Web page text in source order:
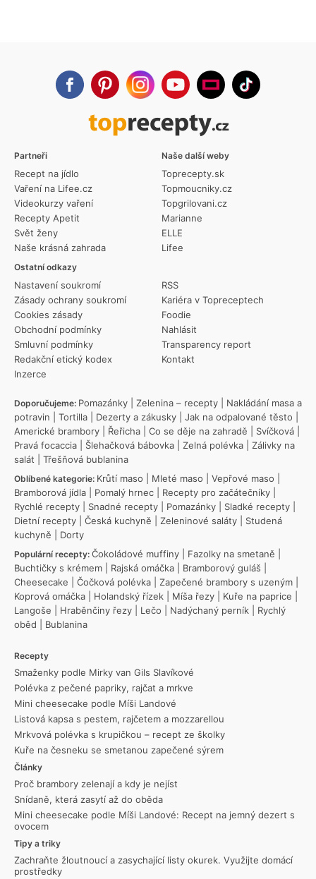
Partneři
Recept na jídlo
Vaření na Lifee.cz
Videokurzy vaření
Recepty Apetit
Svět ženy
Naše krásná zahrada
Ostatní odkazy
Nastavení soukromí
Zásady ochrany soukromí
Cookies zásady
Obchodní podmínky
Smluvní podmínky
Redakční etický kodex
Inzerce
RSS
Kariéra v Topreceptech
Foodie
Nahlásit
Transparency report
Kontakt
Naše další weby
Toprecepty.sk
Topmoucniky.cz
Topgrilovani.cz
Marianne
ELLE
Lifee
Doporučujeme: Pomazánky Zelenina – recepty
Nakládání masa a
potravin
Tortilla Dezerty a zákusky Jak na odpalované těsto
Americké brambory
Řeřicha Co se děje na zahradě Svíčková
Pravá focaccia
Šlehačková bábovka Zelná polévka
Zálivky na
salát
Třešňová bublanina
Oblíbené kategorie: Krůtí maso Mleté maso Vepřové maso
Bramborová jídla
Pomalý hrnec Recepty pro začátečníky
Rychlé recepty
Snadné recepty Pomazánky Sladké recepty
Dietní recepty
Česká kuchyně Zeleninové saláty
Studená
kuchyně
Dorty
Populární recepty: Čokoládové muffiny Fazolky na smetaně
Buchtičky s krémem
Rajská omáčka Bramborový guláš
Cheesecake
Čočková polévka Zapečené brambory s uzeným
Koprová omáčka
Holandský řízek Míša řezy Kuře na paprice
Langoše
Hraběnčiny řezy Lečo Nadýchaný perník
Rychlý
oběd
Bublanina
Recepty
Smaženky podle Mirky van Gils Slavíkové
Polévka z pečené papriky, rajčat a mrkve
Mini cheesecake podle Míši Landové
Listová kapsa s pestem, rajčetem a mozzarellou
Mrkvová polévka s krupičkou – recept ze školky
Kuře na česneku se smetanou zapečené sýrem
Články
Proč brambory zelenají a kdy je nejíst
Snídaně, která zasytí až do oběda
Mini cheesecake podle Míši Landové: Recept na jemný dezert s
ovocem
Tipy a triky
Zachraňte žloutnoucí a zasychající listy okurek. Využijte domácí
prostředky